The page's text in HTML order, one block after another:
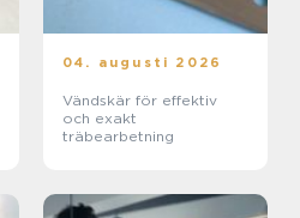
04. augusti 2026
Vändskär för effektiv
och exakt
träbearbetning